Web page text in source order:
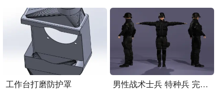
工作台打磨防护罩 男性战术士兵 特种兵 完整骨骼绑定带混合表情